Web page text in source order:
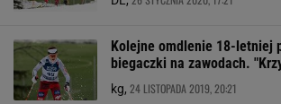
Kolejne omdlenie 18-letniej
biegaczki na zawodach.
kg, 24 LISTOPADA 2019, 20:21